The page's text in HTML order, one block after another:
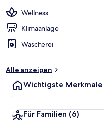
Wellness
Klimaanlage
Wäscherei
Alle anzeigen
Wichtigste Merkmale
Für Familien (6)